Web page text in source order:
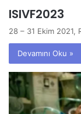
ISIVF2023
28 – 31 Ekim 2021,
Devamını Oku »